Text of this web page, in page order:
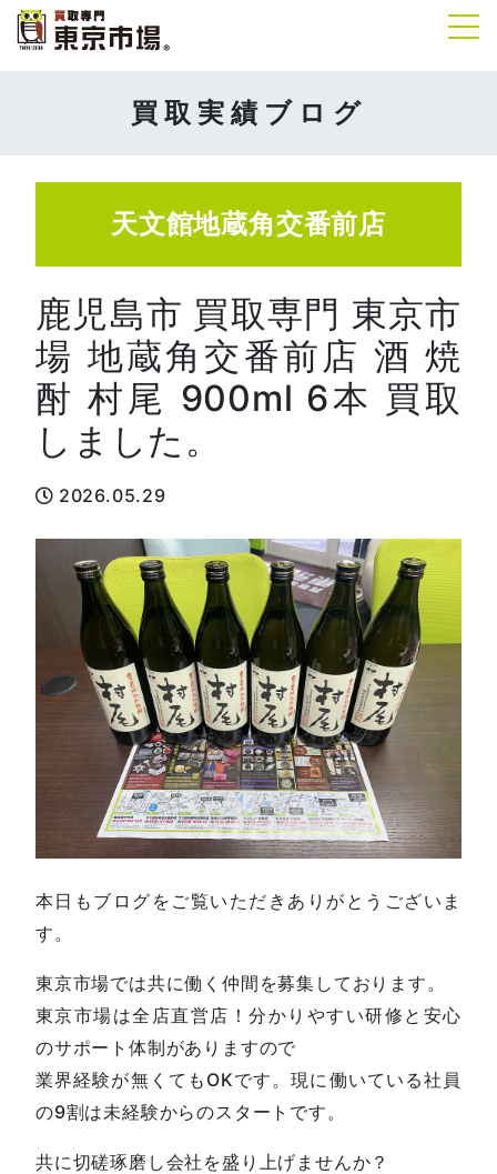
買取実績ブログ
天文館地蔵角交番前店
鹿児島市 買取専門 東京市
場 地蔵角交番前店 酒 焼
酎 村尾 900ml 6本 買取
しました。
2026.05.29
本日もブログをご覧いただきありがとうございま
す。
東京市場では共に働く仲間を募集しております。
東京市場は全店直営店！分かりやすい研修と安心
のサポート体制がありますので
業界経験が無くてもOKです。現に働いている社員
の9割は未経験からのスタートです。
共に切磋琢磨し会社を盛り上げませんか？